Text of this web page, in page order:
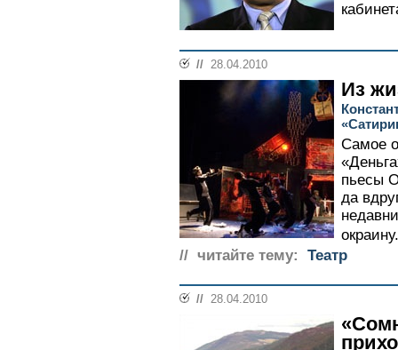
// 28.04.2010
Из
Самое
пьесы
да
// читайте тему:
Театр
// 28.04.2010